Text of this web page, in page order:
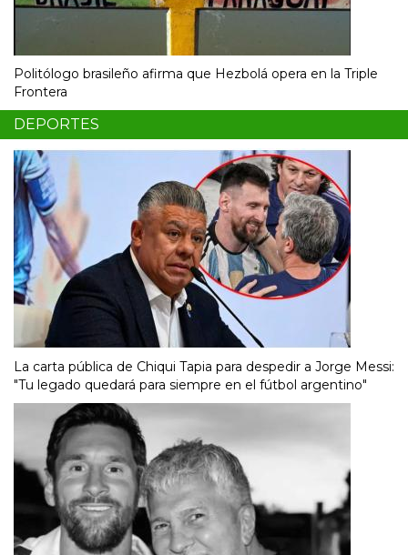
Politólogo brasileño afirma que Hezbolá opera en la Triple
Frontera
DEPORTES
La carta pública de Chiqui Tapia para despedir a Jorge Messi:
"Tu legado quedará para siempre en el fútbol argentino"